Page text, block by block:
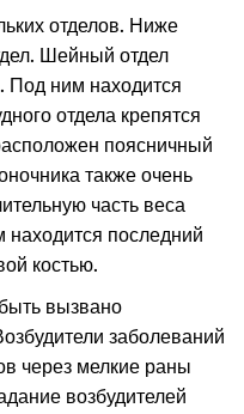
отделов. Ниже
Шейный отдел
Под ним находится
отдела крепятся
поясничный
также очень
часть веса
последний
костью.
вызвано
заболеваний
через мелкие раны
возбудителей